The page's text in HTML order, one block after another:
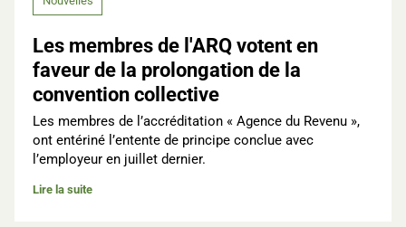
Les membres de l'ARQ votent en
faveur de la prolongation de la
convention collective
Les membres de l’accréditation « Agence du Revenu »,
ont entériné l’entente de principe conclue avec
l’employeur en juillet dernier.
Lire la suite